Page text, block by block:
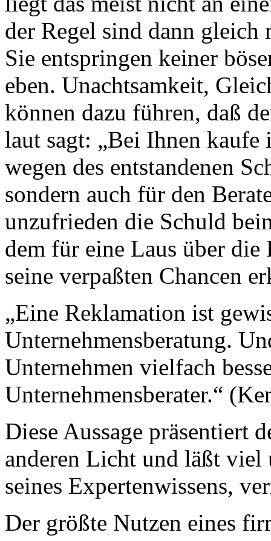
der Regel sind dann gleich
Sie entspringen keiner
eben. Unachtsamkeit,
können dazu führen, daß
laut sagt: „Bei Ihnen kaufe
wegen des entstandenen
sondern auch für den
unzufrieden die Schuld
dem für eine Laus über die
seine verpaßten Chancen
„Eine Reklamation ist
Unternehmensberatung.
Unternehmen vielfach
Unternehmensberater.“
Diese Aussage präsentiert
anderen Licht und läßt viel
seines Expertenwissens,
Der größte Nutzen eines